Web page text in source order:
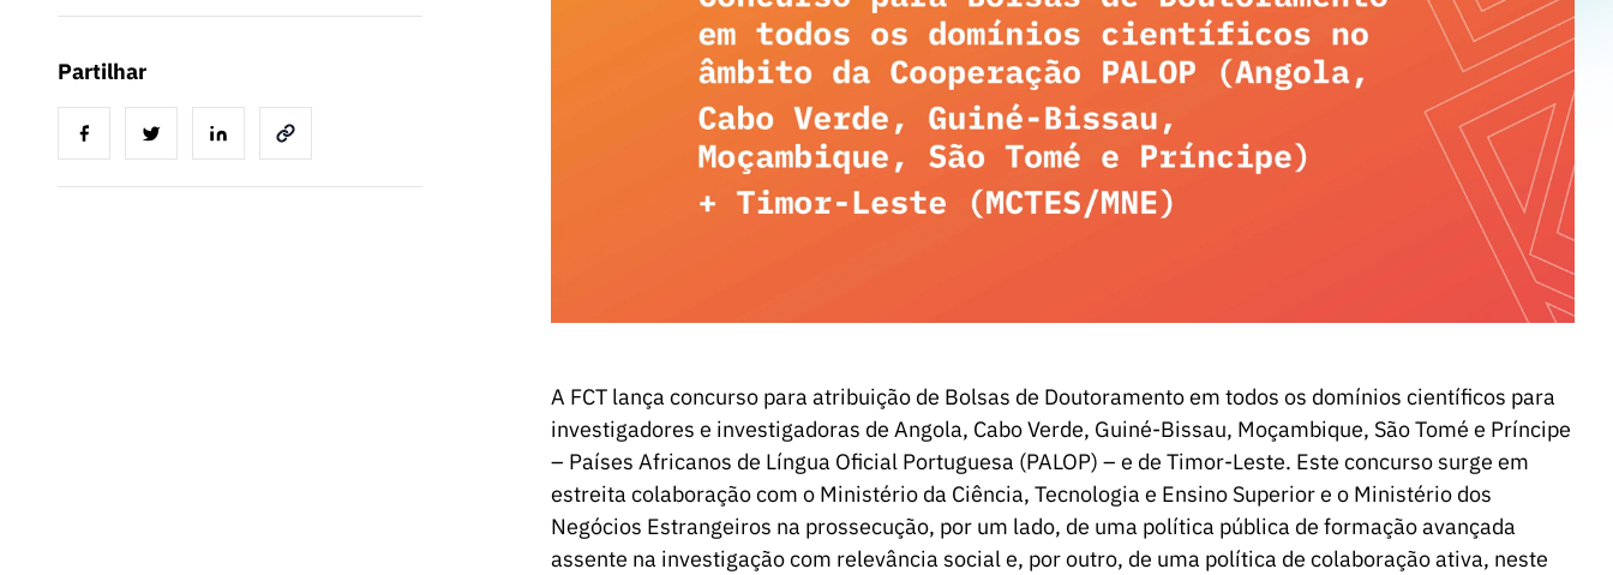
Partilhar
A FCT lança concurso para atribuição de Bolsas de Doutoramento em todos os domínios científicos para
investigadores e investigadoras de Angola, Cabo Verde, Guiné-Bissau, Moçambique, São Tomé e Príncipe
– Países Africanos de Língua Oficial Portuguesa (PALOP) – e de Timor-Leste. Este concurso surge em
estreita colaboração com o Ministério da Ciência, Tecnologia e Ensino Superior e o Ministério dos
Negócios Estrangeiros na prossecução, por um lado, de uma política pública de formação avançada
assente na investigação com relevância social e, por outro, de uma política de colaboração ativa, neste